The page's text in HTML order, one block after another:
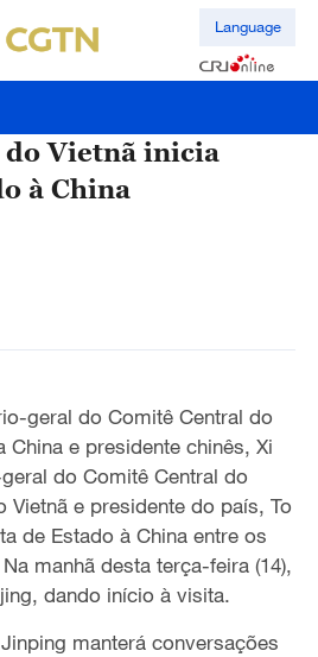
Language
Vietnã inicia
à China
geral do Comitê Central do
China e presidente chinês, Xi
do Comitê Central do
Vietnã e presidente do país, To
de Estado à China entre os
manhã desta terça-feira (14),
dando início à visita.
manterá conversações